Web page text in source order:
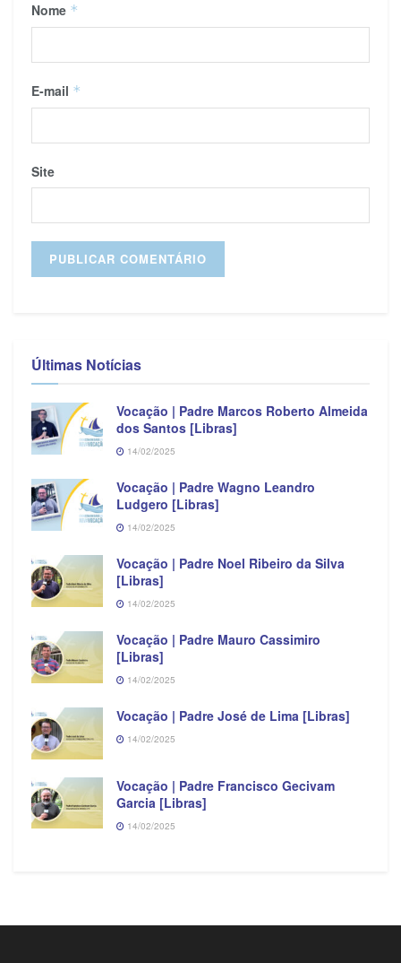
Nome *
E-mail *
Site
Últimas Notícias
Vocação | Padre Marcos Roberto Almeida
dos Santos [Libras]
14/02/2025
Vocação | Padre Wagno Leandro
Ludgero [Libras]
14/02/2025
Vocação | Padre Noel Ribeiro da Silva
[Libras]
14/02/2025
Vocação | Padre Mauro Cassimiro
[Libras]
14/02/2025
Vocação | Padre José de Lima [Libras]
14/02/2025
Vocação | Padre Francisco Gecivam
Garcia [Libras]
14/02/2025